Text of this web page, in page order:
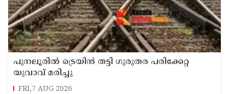
പുനലൂരിൽ ട്രെയിൻ തട്ടി ഗുരുതര പരിക്കേറ്റ
യുവാവ് മരിച്ചു
FRI,7 AUG 2026